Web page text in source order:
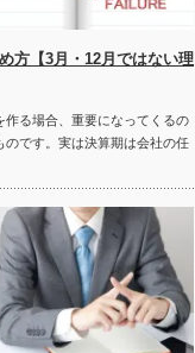
方【3月・12月ではない理
作る場合、重要になってくるの
のです。実は決算期は会社の任